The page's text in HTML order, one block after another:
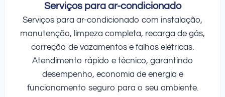
Serviços para ar-condicionado
Serviços para ar-condicionado com instalação,
manutenção, limpeza completa, recarga de gás,
correção de vazamentos e falhas elétricas.
Atendimento rápido e técnico, garantindo
desempenho, economia de energia e
funcionamento seguro para o seu ambiente.